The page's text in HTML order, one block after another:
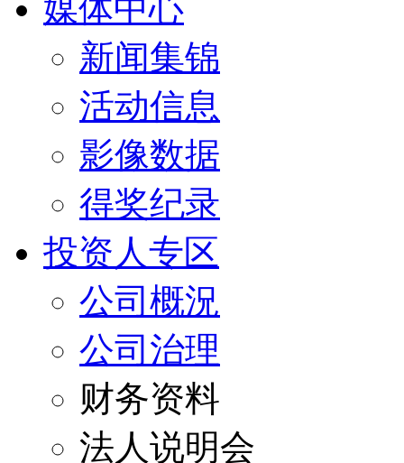
媒体中心
新闻集锦
活动信息
影像数据
得奖纪录
投资人专区
公司概況
公司治理
财务资料
法人说明会